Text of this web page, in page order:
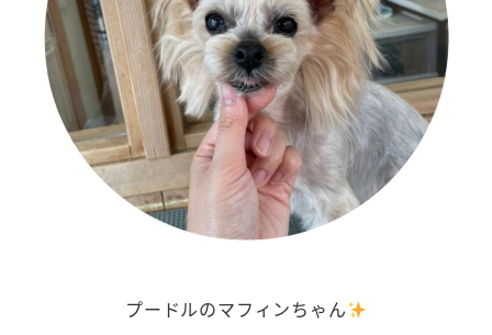
プードルのマフィンちゃん